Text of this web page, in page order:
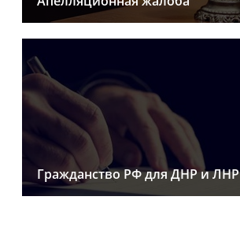
Гражданство РФ для ДНР и ЛНР